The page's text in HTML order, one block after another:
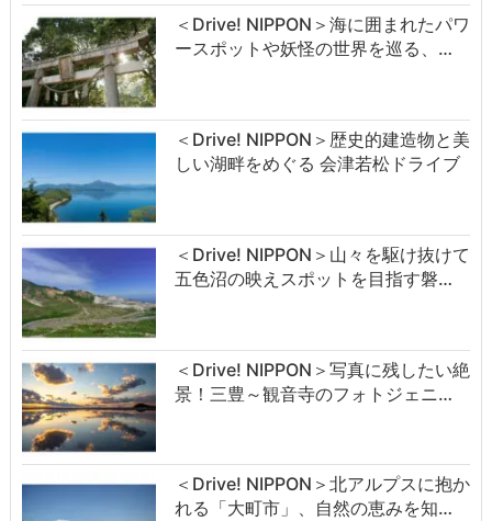
＜Drive! NIPPON＞海に囲まれたパワ
ースポットや妖怪の世界を巡る、…
＜Drive! NIPPON＞歴史的建造物と美
しい湖畔をめぐる 会津若松ドライブ
＜Drive! NIPPON＞山々を駆け抜けて
五色沼の映えスポットを目指す磐…
＜Drive! NIPPON＞写真に残したい絶
景！三豊～観音寺のフォトジェニ…
＜Drive! NIPPON＞北アルプスに抱か
れる「大町市」、自然の恵みを知…